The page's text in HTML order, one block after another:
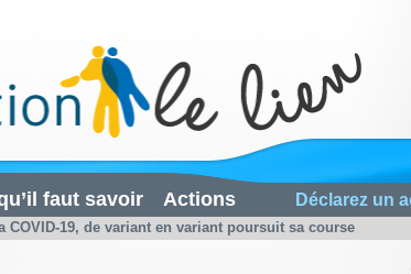
faut savoir Actions Déclarez un
COVID-19, de variant en variant poursuit sa course